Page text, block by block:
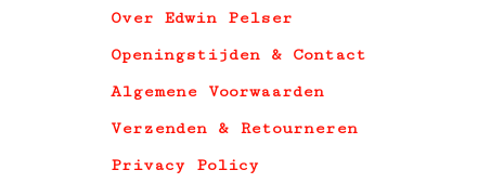
Over Edwin Pelser
Openingstijden & Contact
Algemene Voorwaarden
Verzenden & Retourneren
Privacy Policy